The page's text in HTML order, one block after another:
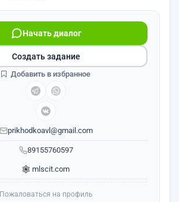
89155760597
Начать диалог
prikhodkoavl@gmail.com
mlscit.com
Создать задание
Добавить в избранное
Пожаловаться на профиль